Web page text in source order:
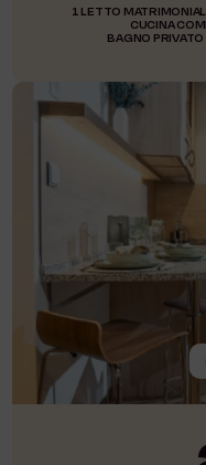
1 LETTO
CUCINA
BAGNO